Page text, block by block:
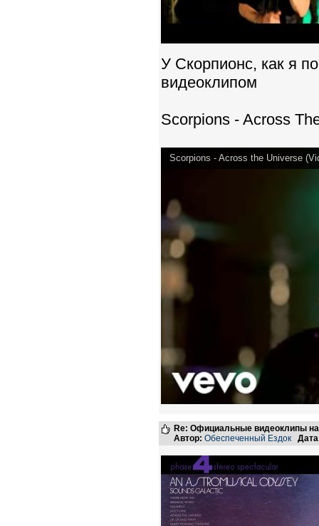
У Скорпионс, как я
видеоклипом
Scorpions - Across
Scorpions - Across the Universe
Re: Официальные видеоклипы
Автор: Обеспеченный Ездок